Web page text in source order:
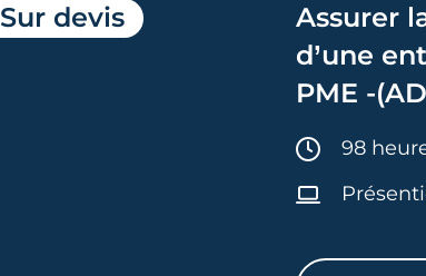
Assurer
d’une
PME -
Durée :
98
Sur devis